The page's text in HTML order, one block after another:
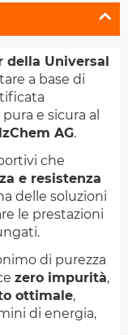
della Universal
a base di
e sicura al
AG.
che
e resistenza
delle soluzioni
le prestazioni
di purezza
zero impurità,
ottimale,
di energia,